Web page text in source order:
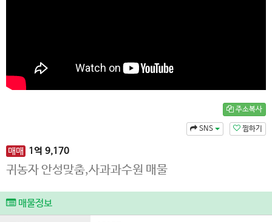
주소복사
찜하기
SNS
매매 1 억 9,170
귀농자 안성맞춤,사과과수원 매물
매물정보